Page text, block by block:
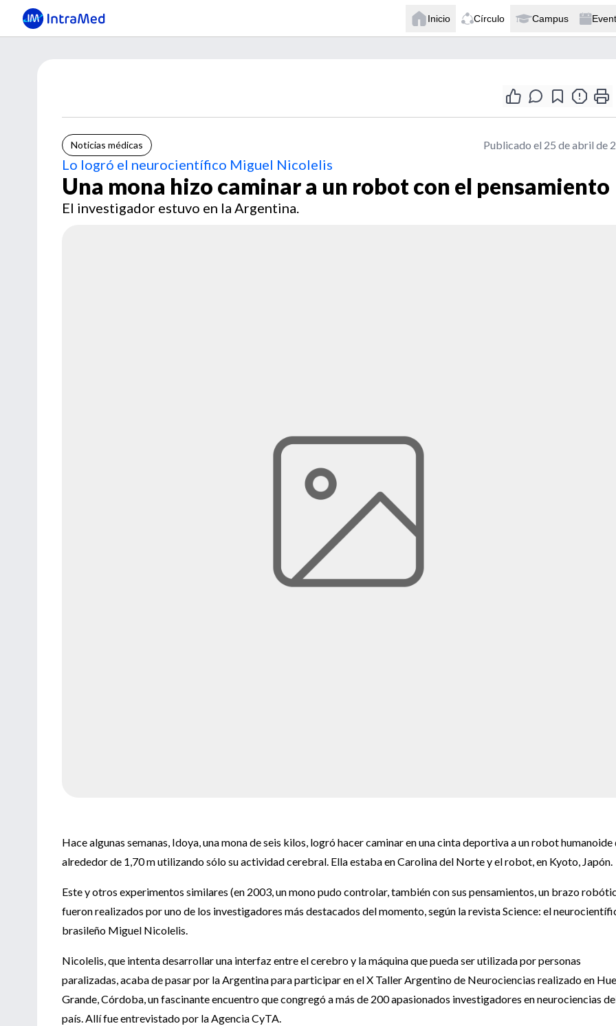
Inicio Círculo Campus
Noticias médicas Publicado el 25 de abril de
Lo logró el neurocientífico Miguel Nicolelis
Una mona hizo caminar a un robot con el pensamiento
El investigador estuvo en la Argentina.
Hace algunas semanas, Idoya, una mona de seis kilos, logró hacer caminar en una cinta deportiva a un robot humanoide
alrededor de 1,70 m utilizando sólo su actividad cerebral. Ella estaba en Carolina del Norte y el robot, en Kyoto, Japón.
Este y otros experimentos similares (en 2003, un mono pudo controlar, también con sus pensamientos, un brazo
fueron realizados por uno de los investigadores más destacados del momento, según la revista Science: el
brasileño Miguel Nicolelis.
Nicolelis, que intenta desarrollar una interfaz entre el cerebro y la máquina que pueda ser utilizada por personas
paralizadas, acaba de pasar por la Argentina para participar en el X Taller Argentino de Neurociencias realizado en
Grande, Córdoba, un fascinante encuentro que congregó a más de 200 apasionados investigadores en neurociencias
país. Allí fue entrevistado por la Agencia CyTA.